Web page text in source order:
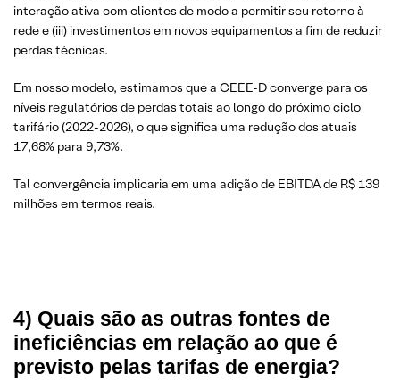
interação ativa com clientes de modo a permitir seu retorno à
rede e (iii) investimentos em novos equipamentos a fim de reduzir
perdas técnicas.
Em nosso modelo, estimamos que a CEEE-D converge para os
níveis regulatórios de perdas totais ao longo do próximo ciclo
tarifário (2022-2026), o que significa uma redução dos atuais
17,68% para 9,73%.
Tal convergência implicaria em uma adição de EBITDA de R$ 139
milhões em termos reais.
4) Quais são as outras fontes de
ineficiências em relação ao que é
previsto pelas tarifas de energia?